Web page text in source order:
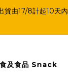
貨由17/8計起10天
及食品 Snack